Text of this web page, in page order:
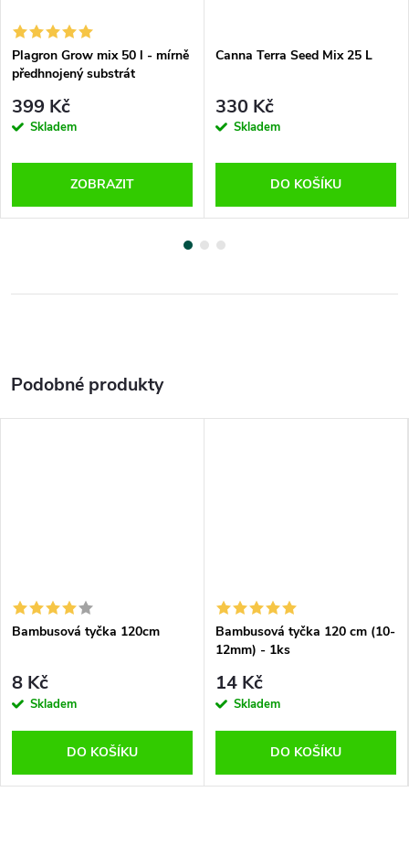
Plagron Grow mix 50 l - mírně
předhnojený substrát
399 Kč
Skladem
ZOBRAZIT
Canna Terra Seed Mix 25 L
330 Kč
Skladem
DO KOŠÍKU
Bambusová tyčka 120cm
8 Kč
Skladem
DO KOŠÍKU
Bambusová tyčka 120 cm (10-
12mm) - 1ks
14 Kč
Skladem
DO KOŠÍKU